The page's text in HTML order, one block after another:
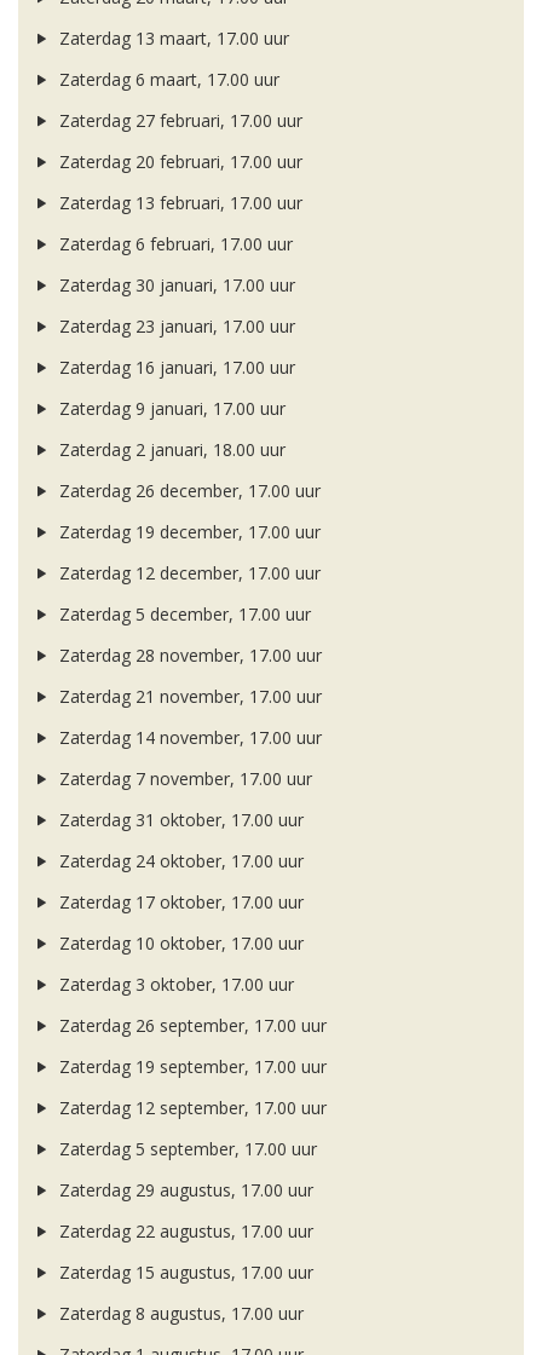
Zaterdag 13 maart, 17.00 uur
Zaterdag 6 maart, 17.00 uur
Zaterdag 27 februari, 17.00 uur
Zaterdag 20 februari, 17.00 uur
Zaterdag 13 februari, 17.00 uur
Zaterdag 6 februari, 17.00 uur
Zaterdag 30 januari, 17.00 uur
Zaterdag 23 januari, 17.00 uur
Zaterdag 16 januari, 17.00 uur
Zaterdag 9 januari, 17.00 uur
Zaterdag 2 januari, 18.00 uur
Zaterdag 26 december, 17.00 uur
Zaterdag 19 december, 17.00 uur
Zaterdag 12 december, 17.00 uur
Zaterdag 5 december, 17.00 uur
Zaterdag 28 november, 17.00 uur
Zaterdag 21 november, 17.00 uur
Zaterdag 14 november, 17.00 uur
Zaterdag 7 november, 17.00 uur
Zaterdag 31 oktober, 17.00 uur
Zaterdag 24 oktober, 17.00 uur
Zaterdag 17 oktober, 17.00 uur
Zaterdag 10 oktober, 17.00 uur
Zaterdag 3 oktober, 17.00 uur
Zaterdag 26 september, 17.00 uur
Zaterdag 19 september, 17.00 uur
Zaterdag 12 september, 17.00 uur
Zaterdag 5 september, 17.00 uur
Zaterdag 29 augustus, 17.00 uur
Zaterdag 22 augustus, 17.00 uur
Zaterdag 15 augustus, 17.00 uur
Zaterdag 8 augustus, 17.00 uur